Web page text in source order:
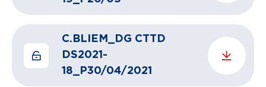
C.BLIEM_DG CTTD
DS2021-
18_P30/04/2021